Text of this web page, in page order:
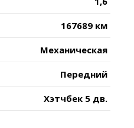
167689 км
Механическая
Передний
Хэтчбек 5 дв.